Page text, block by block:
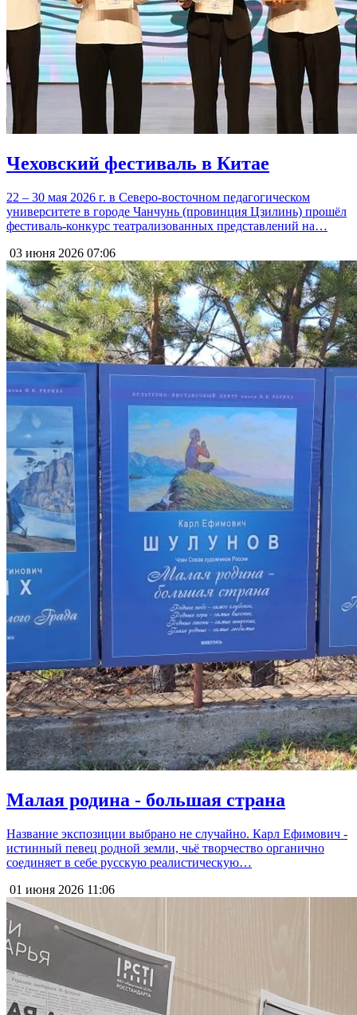
Чеховский фестиваль в Китае
22 – 30 мая 2026 г. в Северо-восточном педагогическом
университете в городе Чанчунь (провинция Цзилинь) прошёл
фестиваль-конкурс театрализованных представлений на…
03 июня 2026 07:06
Малая родина - большая страна
Название экспозиции выбрано не случайно. Карл Ефимович -
истинный певец родной земли, чьё творчество органично
соединяет в себе русскую реалистическую…
01 июня 2026 11:06